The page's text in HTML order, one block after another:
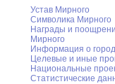
Устав Мирного
Символика Мирного
Награды и
Мирного
Информация о
Целевые и иные
Национальные
Статистические